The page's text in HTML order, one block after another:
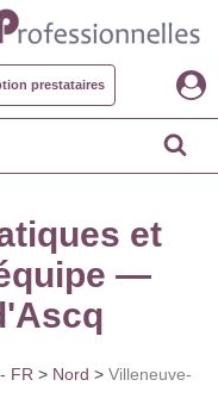
prestataires
et
—
FR > Nord > Villeneuve-